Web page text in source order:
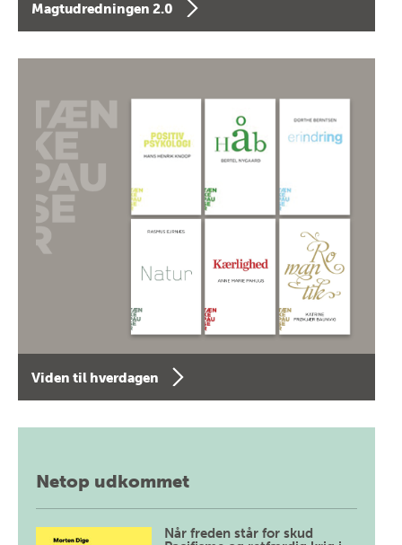
Magtudredningen 2.0
Viden til hverdagen
Netop udkommet
Når freden står for skud